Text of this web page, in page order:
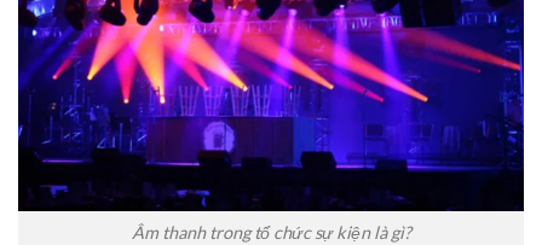
Âm thanh trong tổ chức sự kiện là gì?